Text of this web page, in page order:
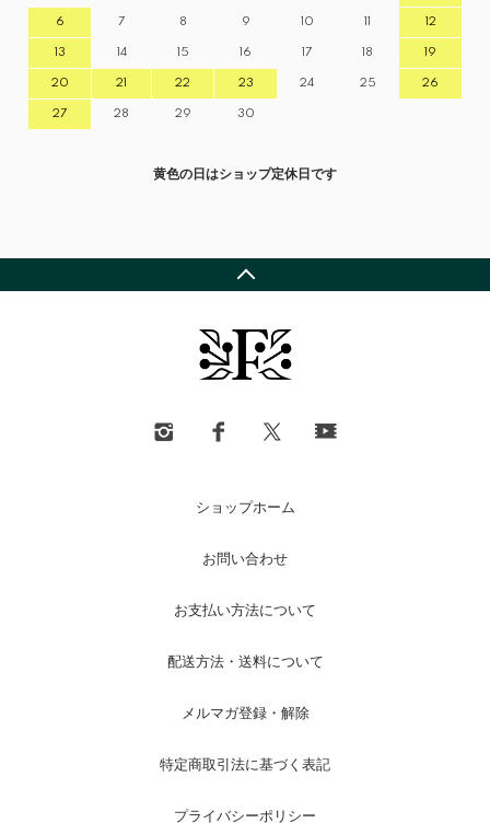
6 7 8 9 10 11 12
13 14 15 16 17 18 19
20 21 22 23 24 25 26
27 28 29 30
黄色の日はショップ定休日です
ショップホーム
お問い合わせ
お支払い方法について
配送方法・送料について
メルマガ登録・解除
特定商取引法に基づく表記
プライバシーポリシー